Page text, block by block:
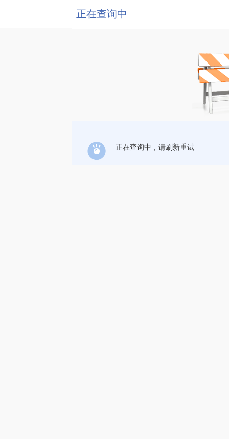
正在查询中
正在查询中，请刷新重试